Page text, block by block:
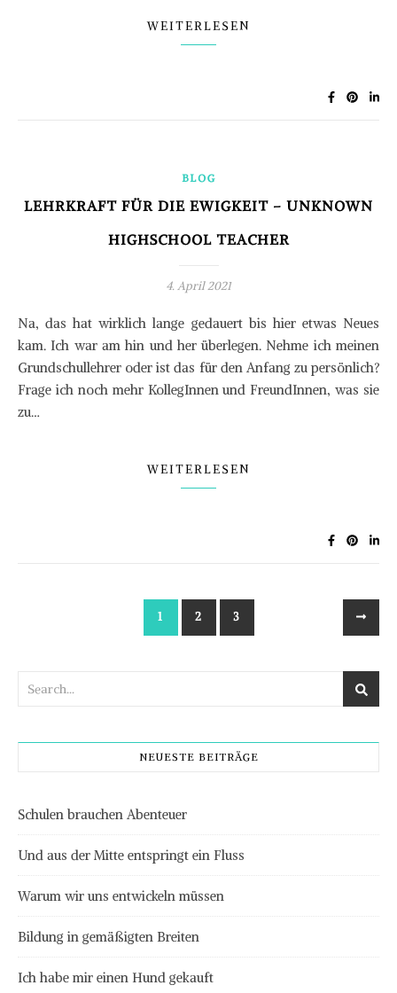
WEITERLESEN
BLOG
LEHRKRAFT FÜR DIE EWIGKEIT – UNKNOWN
HIGHSCHOOL TEACHER
4. April 2021
Na, das hat wirklich lange gedauert bis hier etwas Neues
kam. Ich war am hin und her überlegen. Nehme ich meinen
Grundschullehrer oder ist das für den Anfang zu persönlich?
Frage ich noch mehr KollegInnen und FreundInnen, was sie
zu…
WEITERLESEN
1 2 3
NEUESTE BEITRÄGE
Schulen brauchen Abenteuer
Und aus der Mitte entspringt ein Fluss
Warum wir uns entwickeln müssen
Bildung in gemäßigten Breiten
Ich habe mir einen Hund gekauft